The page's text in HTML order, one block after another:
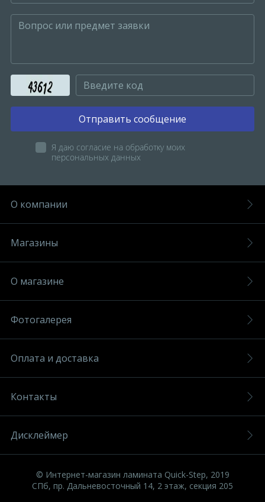
Отправить сообщение
Я даю согласие на обработку моих
персональных данных
О компании
Магазины
О магазине
Фотогалерея
Оплата и доставка
Контакты
Дисклеймер
© Интернет-магазин ламината Quick-Step, 2019
СПб, пр. Дальневосточный 14, 2 этаж, секция 205